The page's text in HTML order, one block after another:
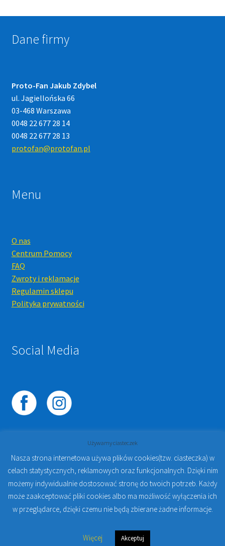
Dane firmy
Proto-Fan Jakub Zdybel
ul. Jagiellońska 66
03-468 Warszawa
0048 22 677 28 14
0048 22 677 28 13
protofan@protofan.pl
Menu
O nas
Centrum Pomocy
FAQ
Zwroty i reklamacje
Regulamin sklepu
Polityka prywatności
Social Media
© 2023PROTO-FAN | Sklep Stomatologiczny Online i
Kursy Online Warszawa- Sklep stomatologiczny w
Warszawie | Jakub Zdybel Proto-Fan
Używamy ciasteczek
Nasza strona internetowa używa plików cookies(tzw. ciasteczka) w
celach statystycznych, reklamowych oraz funkcjonalnych. Dzięki nim
możemy indywidualnie dostosować stronę do twoich potrzeb. Każdy
może zaakceptować pliki cookies albo ma możliwość wyłączenia ich
w przeglądarce, dzięki czemu nie będą zbierane żadne informacje.
Więcej Akceptuj